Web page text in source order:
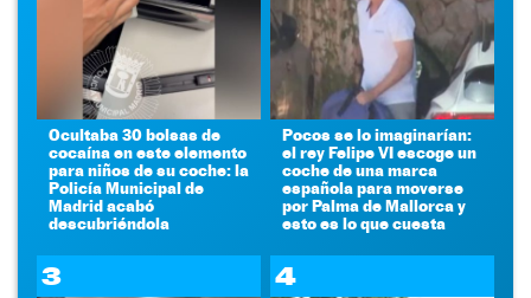
Ocultaba 30 bolsas de
cocaína en este elemento
para niños de su coche: la
Policía Municipal de
Madrid acabó
descubriéndola
Pocos se lo imaginarían:
el rey Felipe VI escoge un
coche de una marca
española para moverse
por Palma de Mallorca y
esto es lo que cuesta
3 4